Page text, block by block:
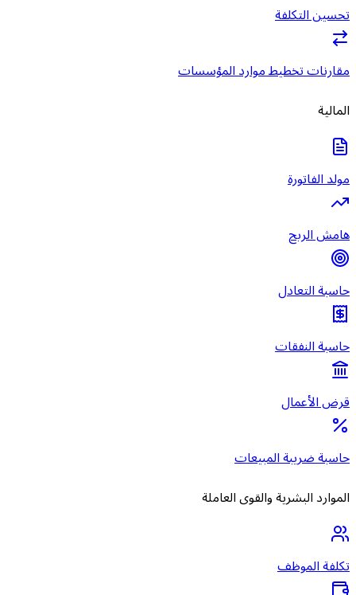
تحسين التكلفة
مقارنات تخطيط موارد المؤسسات
المالية
مولد الفاتورة
هامش الربح
حاسبة التعادل
حاسبة النفقات
قرض الأعمال
حاسبة ضريبة المبيعات
الموارد البشرية والقوى العاملة
تكلفة الموظف